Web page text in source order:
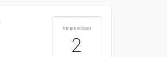
Ketersediaan
2